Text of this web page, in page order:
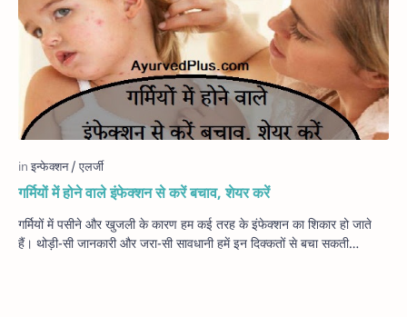
गर्मियों में होने वाले इंफेक्शन से करें बचाव, शेयर करें
गर्मियों में पसीने और खुजली के कारण हम कई तरह के इंफेक्शन का शिकार हो जाते
हैं। थोड़ी-सी जानकारी और जरा-सी सावधानी हमें इन दिक्कतों से बचा सकती…